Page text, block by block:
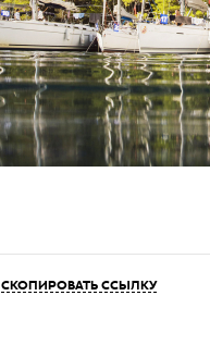
СКОПИРОВАТЬ ССЫЛКУ